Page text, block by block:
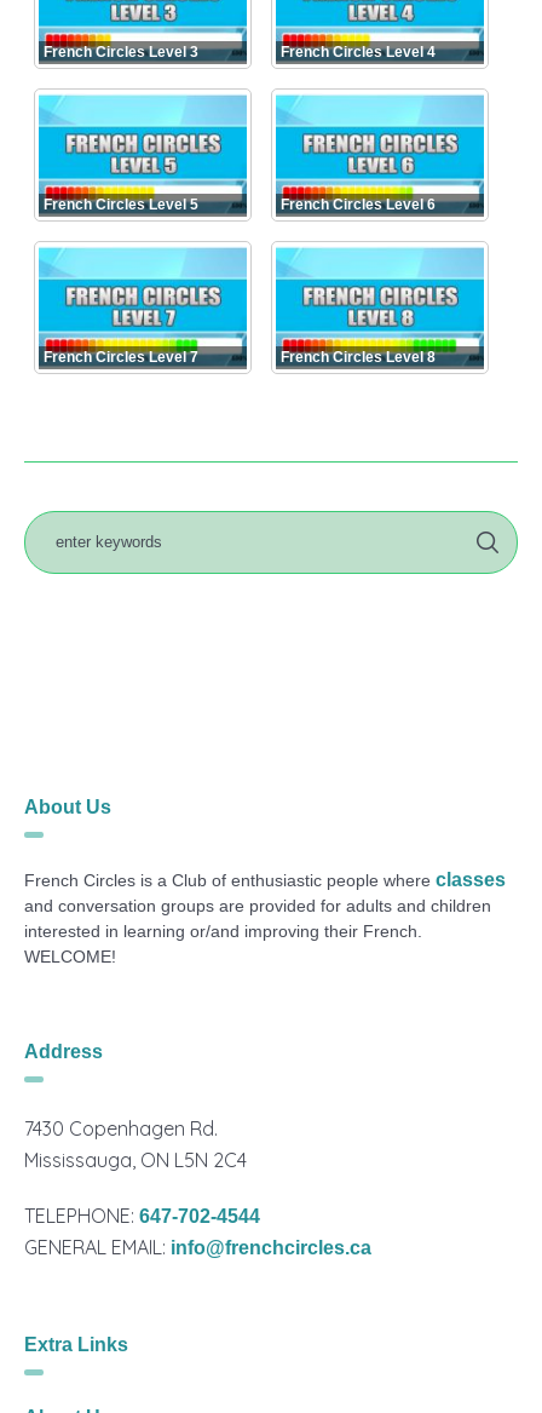
French Circles Level 3 French Circles Level 4
French Circles Level 5 French Circles Level 6
French Circles Level 7 French Circles Level 8
About Us
French Circles is a Club of enthusiastic people whereclasses
and conversation groups are provided for adults and children
interested in learning or/and improving their French.
WELCOME!
Address
7430 Copenhagen Rd.
Mississauga, ON L5N 2C4
TELEPHONE:647-702-4544
GENERAL EMAIL: info@frenchcircles.ca
Extra Links